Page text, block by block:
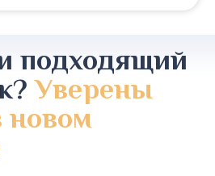
подходящий
Уверены
новом